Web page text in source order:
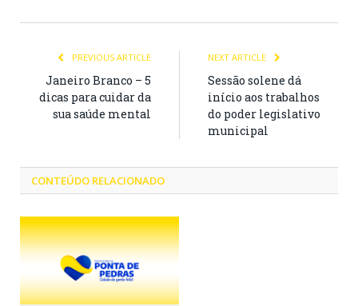
PREVIOUS ARTICLE
Janeiro Branco – 5
dicas para cuidar da
sua saúde mental
NEXT ARTICLE
Sessão solene dá
início aos trabalhos
do poder legislativo
municipal
CONTEÚDO RELACIONADO